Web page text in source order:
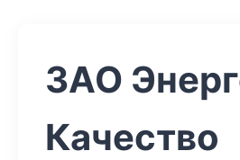
ЗАО
Качество